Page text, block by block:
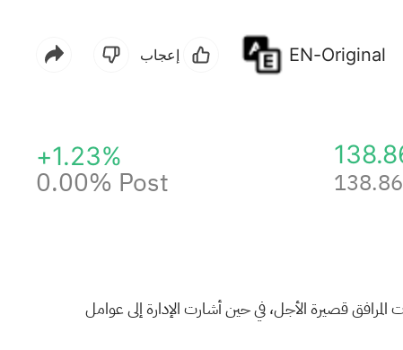
EN-Original إعجاب
138.86
+1.23%
0.00% Post
قصيرة الأجل، في حين أشارت الإدارة إلى عوامل